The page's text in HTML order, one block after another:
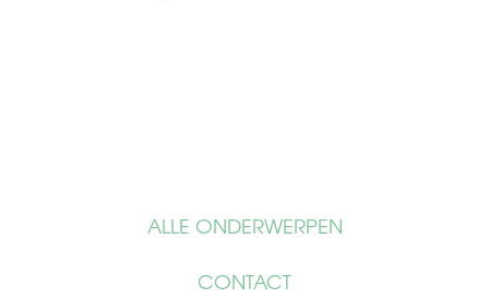
ALLE ONDERWERPEN
CONTACT